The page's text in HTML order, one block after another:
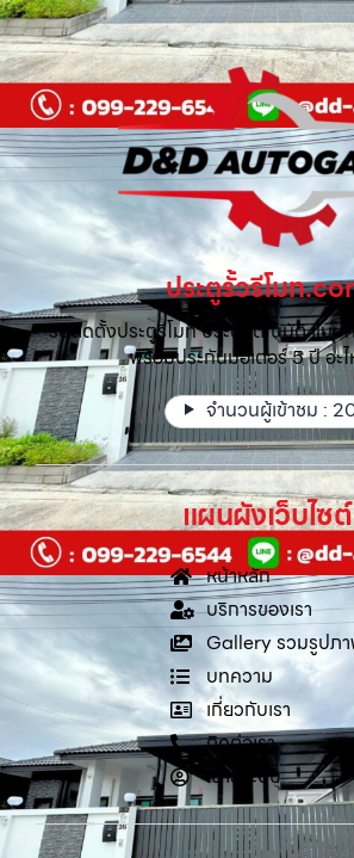
ประตูรั้วรีโมท
รับติดตั้งประตูรีโมท ประตูอัตโนมัติ แบบ
พร้อมประกันมอเตอร์ 5 ปี อะ
จำนวนผู้เข้าชม :
แผนผังเว็บไซต์
หน้าหลัก
บริการของเรา
Gallery รวมรูปภ
บทความ
เกี่ยวกับเรา
ติดต่อเรา
เข้าสู่ระบบ